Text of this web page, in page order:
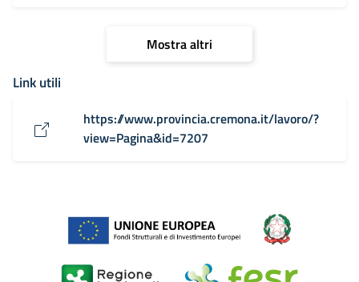
Mostra altri
Link utili
https://www.provincia.cremona.it/lavoro/?
view=Pagina&id=7207